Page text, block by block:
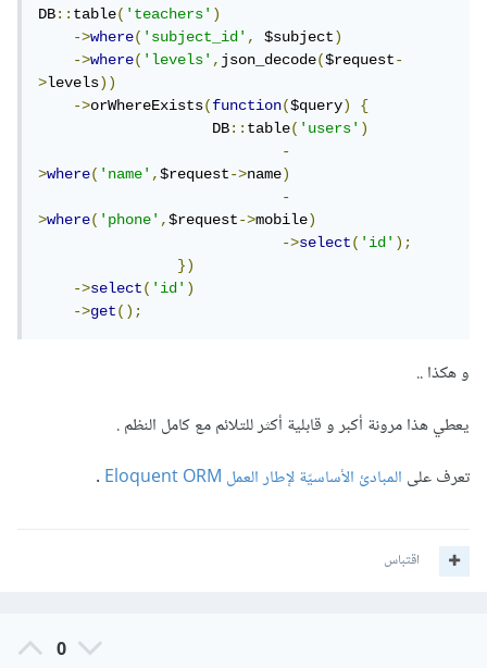
DB::table('teachers')
->where('subject_id', $subject)
->where('levels',json_decode($request-
>levels))
->orWhereExists(function($query)
{
                    DB
::table('users')
-
>where('name',$request->name)
-
>where('phone',$request->mobile)
->select('id');
})
->select('id')
->get();
و هكذا ..
يعطي هذا مرونة أكبر و قابلية أكثر للتلائم مع كامل النظم .
تعرف على المبادئ الأساسيّة لإطار العمل Eloquent ORM .
اقتباس
0